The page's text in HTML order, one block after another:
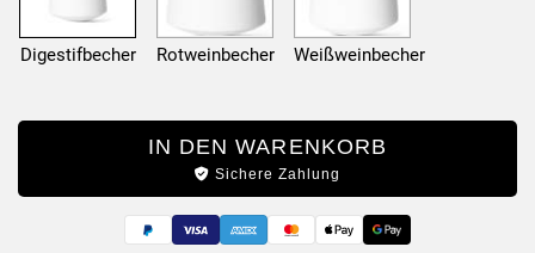
Digestifbecher Rotweinbecher Weißweinbecher
IN DEN WARENKORB
Sichere Zahlung